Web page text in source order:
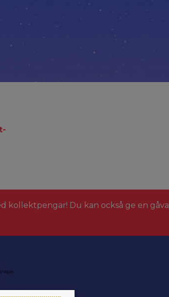
kollektpengar! Du kan också ge en gåva
inspis